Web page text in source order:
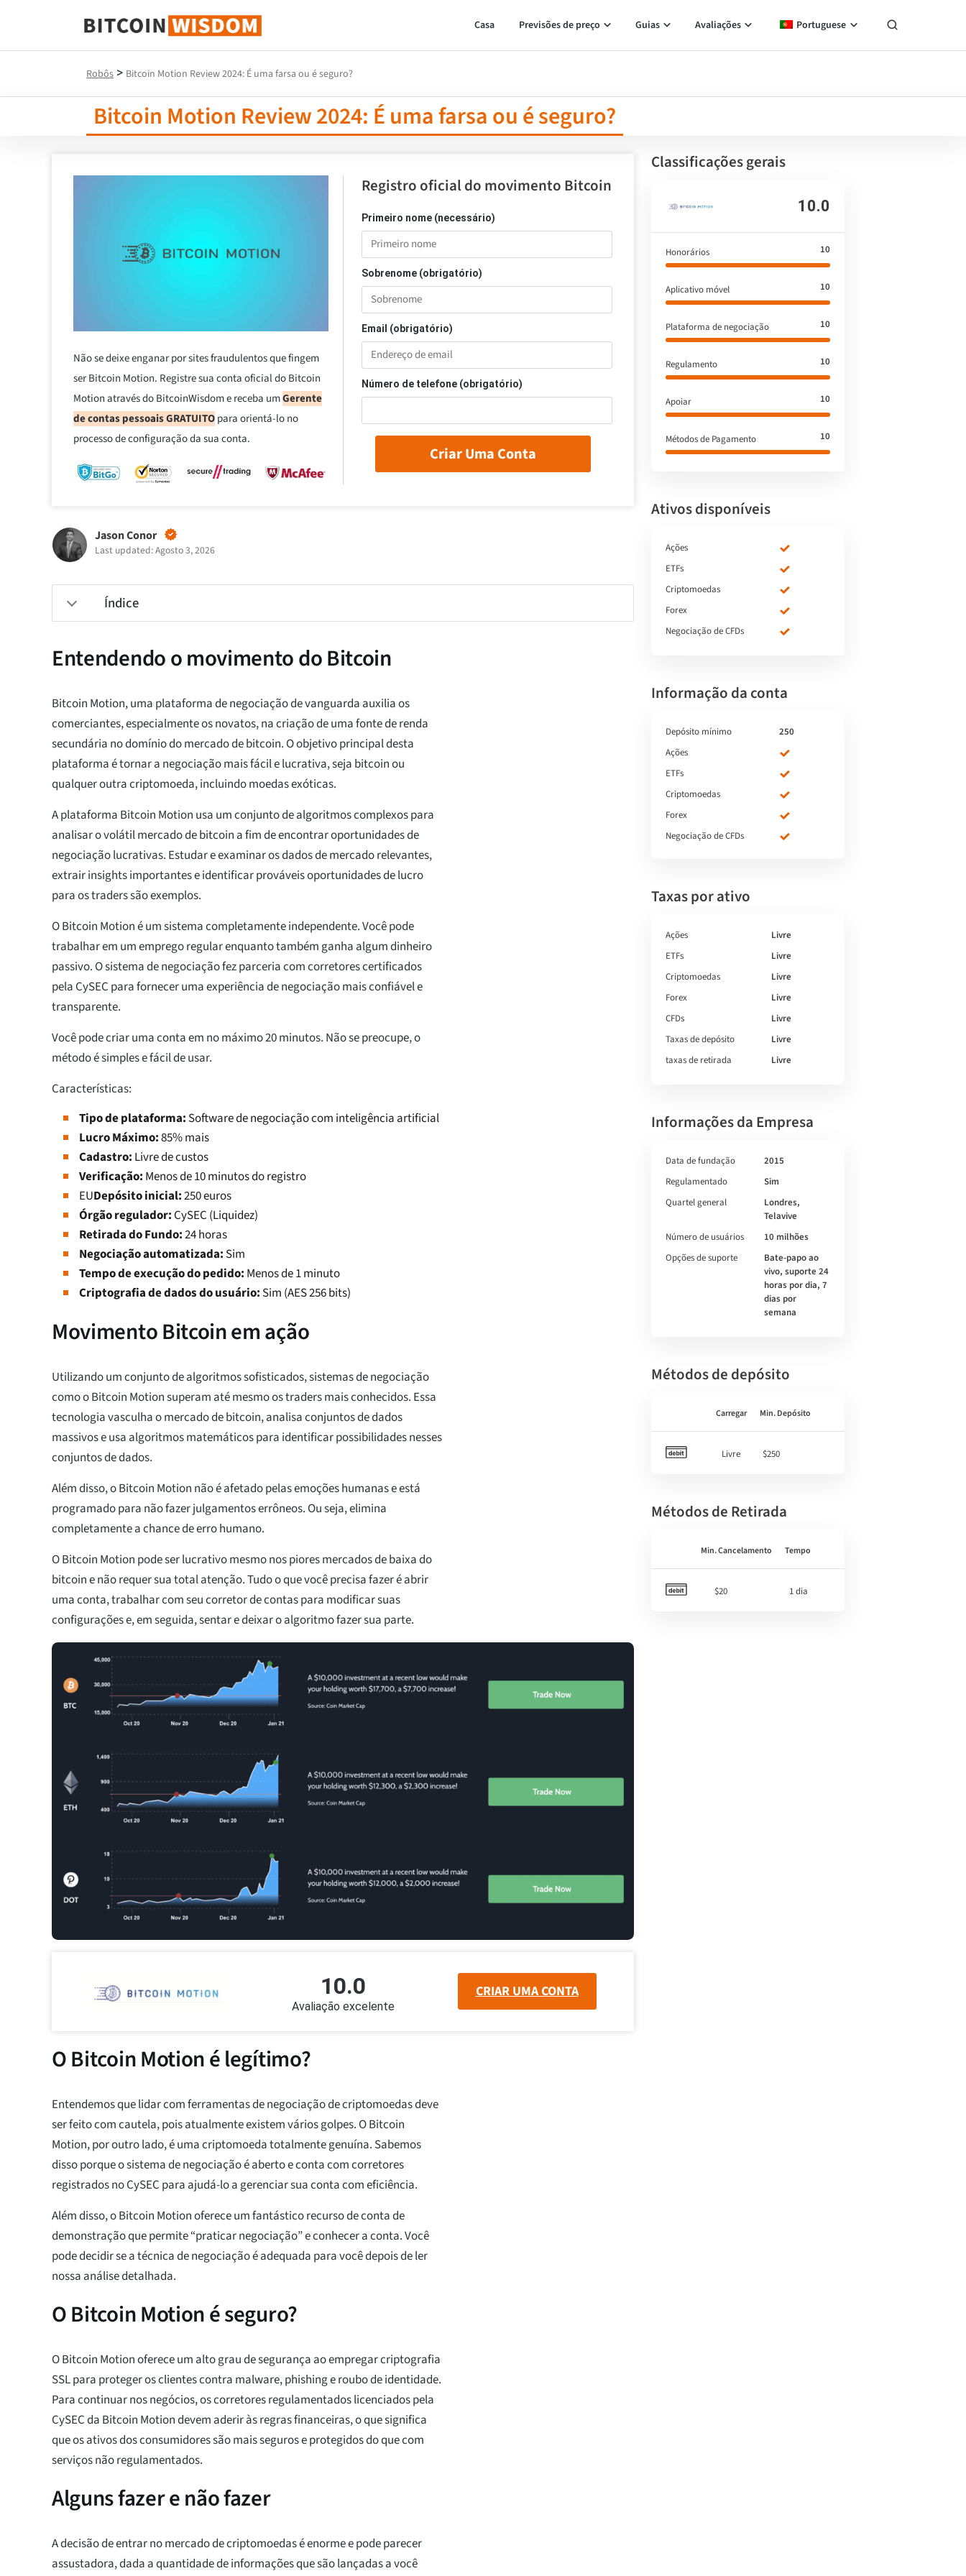
Sabedoria do Bitcoin
Casa Previsões de preço Guias Avaliações Portuguese
Robôs > Bitcoin Motion Review 2024: É uma farsa ou é seguro?
Bitcoin Motion Review 2024: É uma farsa ou é seguro?
Não se deixe enganar por sites fraudulentos que fingem
ser Bitcoin Motion. Registre sua conta oficial do Bitcoin
Motion através do BitcoinWisdom e receba umGerente
de contas pessoais GRATUITOpara orientá-lo no
processo de configuração da sua conta.
Registro oficial do movimento Bitcoin
Primeiro nome (necessário)
Sobrenome (obrigatório)
Email (obrigatório)
Número de telefone (obrigatório)
Criar Uma Conta
Jason Conor
Last updated: Agosto 3, 2026
Índice
Entendendo o movimento do Bitcoin
Bitcoin Motion, uma plataforma de negociação de vanguarda auxilia os
comerciantes, especialmente os novatos, na criação de uma fonte de renda
secundária no domínio do mercado de bitcoin. O objetivo principal desta
plataforma é tornar a negociação mais fácil e lucrativa, seja bitcoin ou
qualquer outra criptomoeda, incluindo moedas exóticas.
A plataforma Bitcoin Motion usa um conjunto de algoritmos complexos para
analisar o volátil mercado de bitcoin a fim de encontrar oportunidades de
negociação lucrativas. Estudar e examinar os dados de mercado relevantes,
extrair insights importantes e identificar prováveis oportunidades de lucro
para os traders são exemplos.
O Bitcoin Motion é um sistema completamente independente. Você pode
trabalhar em um emprego regular enquanto também ganha algum dinheiro
passivo. O sistema de negociação fez parceria com corretores certificados
pela CySEC para fornecer uma experiência de negociação mais confiável e
transparente.
Você pode criar uma conta em no máximo 20 minutos. Não se preocupe, o
método é simples e fácil de usar.
Características:
Tipo de plataforma: Software de negociação com inteligência artificial
Lucro Máximo:85% mais
Cadastro: Livre de custos
Verificação: Menos de 10 minutos do registro
EUDepósito inicial:250 euros
Órgão regulador:CySEC (Liquidez)
Retirada do Fundo:24 horas
Negociação automatizada: Sim
Tempo de execução do pedido: Menos de 1 minuto
Criptografia de dados do usuário: Sim (AES 256 bits)
Movimento Bitcoin em ação
Utilizando um conjunto de algoritmos sofisticados, sistemas de negociação
como o Bitcoin Motion superam até mesmo os traders mais conhecidos. Essa
tecnologia vasculha o mercado de bitcoin, analisa conjuntos de dados
massivos e usa algoritmos matemáticos para identificar possibilidades nesses
conjuntos de dados.
Além disso, o Bitcoin Motion não é afetado pelas emoções humanas e está
programado para não fazer julgamentos errôneos. Ou seja, elimina
completamente a chance de erro humano.
O Bitcoin Motion pode ser lucrativo mesmo nos piores mercados de baixa do
bitcoin e não requer sua total atenção. Tudo o que você precisa fazer é abrir
uma conta, trabalhar com seu corretor de contas para modificar suas
configurações e, em seguida, sentar e deixar o algoritmo fazer sua parte.
10.0
Avaliação excelente
CRIAR UMA CONTA
O Bitcoin Motion é legítimo?
Entendemos que lidar com ferramentas de negociação de criptomoedas deve
ser feito com cautela, pois atualmente existem vários golpes. O Bitcoin
Motion, por outro lado, é uma criptomoeda totalmente genuína. Sabemos
disso porque o sistema de negociação é aberto e conta com corretores
registrados no CySEC para ajudá-lo a gerenciar sua conta com eficiência.
Além disso, o Bitcoin Motion oferece um fantástico recurso de conta de
demonstração que permite “praticar negociação” e conhecer a conta. Você
pode decidir se a técnica de negociação é adequada para você depois de ler
nossa análise detalhada.
O Bitcoin Motion é seguro?
O Bitcoin Motion oferece um alto grau de segurança ao empregar criptografia
SSL para proteger os clientes contra malware, phishing e roubo de identidade.
Para continuar nos negócios, os corretores regulamentados licenciados pela
CySEC da Bitcoin Motion devem aderir às regras financeiras, o que significa
que os ativos dos consumidores são mais seguros e protegidos do que com
serviços não regulamentados.
Alguns fazer e não fazer
A decisão de entrar no mercado de criptomoedas é enorme e pode parecer
assustadora, dada a quantidade de informações que são lançadas a você
Classificações gerais
10.0
Honorários 10
Aplicativo móvel 10
Plataforma de negociação 10
Regulamento 10
Apoiar 10
Métodos de Pagamento 10
Ativos disponíveis
Ações
ETFs
Criptomoedas
Forex
Negociação de CFDs
Informação da conta
Depósito mínimo
250
Ações
ETFs
Criptomoedas
Forex
Negociação de CFDs
Taxas por ativo
Ações
Livre
ETFs
Livre
Criptomoedas
Livre
Forex
Livre
CFDs
Livre
Taxas de depósito
Livre
taxas de retirada
Livre
Informações da Empresa
Data de fundação
2015
Regulamentado
Sim
Quartel general
Londres,
Telavive
Número de usuários
10 milhões
Opções de suporte
Bate-papo ao
vivo, suporte 24
horas por dia, 7
dias por
semana
Métodos de depósito
Carregar Min. Depósito
Livre $250
Métodos de Retirada
Min. Cancelamento Tempo
$20 1 dia